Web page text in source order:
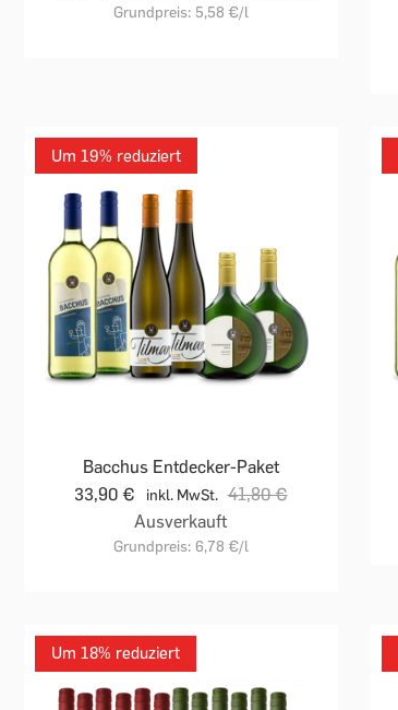
Grundpreis: 5,58 €/l
Um 19% reduziert
Bacchus Entdecker-Paket
33,90 €
inkl. MwSt. 41,80 €
Ausverkauft
Grundpreis: 6,78 €/l
Um 18% reduziert